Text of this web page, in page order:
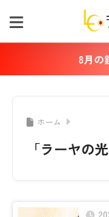
8月の
ホーム
「ラーヤの